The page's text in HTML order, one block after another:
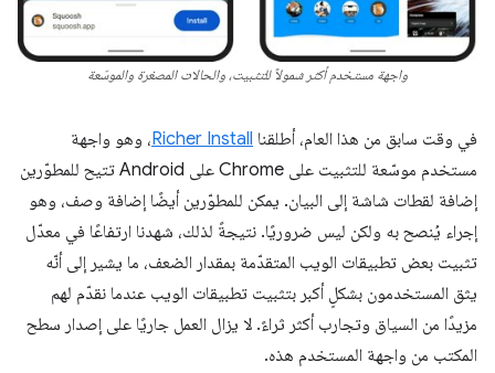
واجهة مستخدم أكثر شمولاً للتثبيت، والحالات المصغرة والموسّعة
في وقت سابق من هذا العام، أطلقنا Richer Install، وهو واجهة
مستخدم موسّعة للتثبيت على Chrome على Android تتيح للمطوّرين
إضافة لقطات شاشة إلى البيان. يمكن للمطوّرين أيضًا إضافة وصف، وهو
إجراء يُنصح به ولكن ليس ضروريًا. نتيجةً لذلك، شهدنا ارتفاعًا في معدّل
تثبيت بعض تطبيقات الويب المتقدّمة بمقدار الضعف، ما يشير إلى أنّه
يثق المستخدمون بشكلٍ أكبر بتثبيت تطبيقات الويب عندما نقدّم لهم
مزيدًا من السياق وتجارب أكثر ثراءً. لا يزال العمل جاريًا على إصدار سطح
المكتب من واجهة المستخدم هذه.